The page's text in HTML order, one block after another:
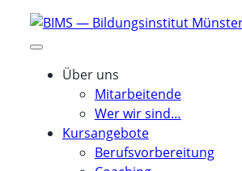
Über uns
Mitarbeitende
Wer wir sind…
Kursangebote
Berufsvorbereitung